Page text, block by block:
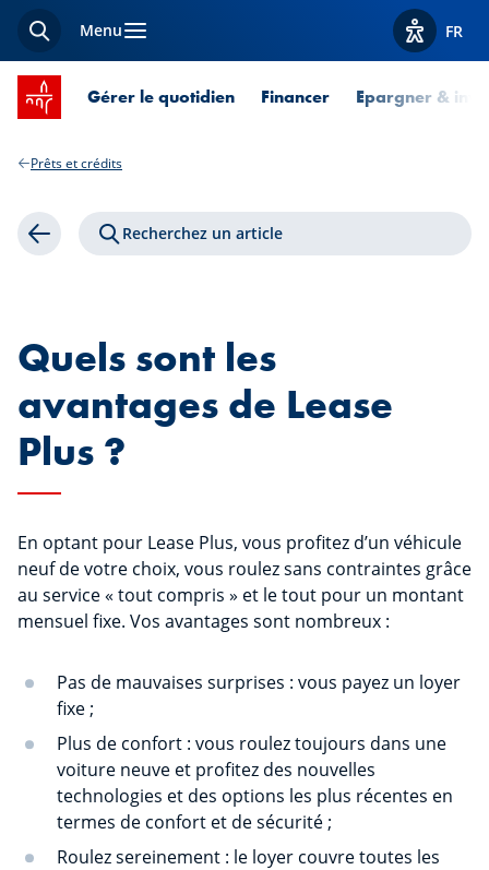
Recherche
Menu Afficher
FR
Accueil SPUERKEESS
Gérer le quotidien Financer Epargner &
Prêts et crédits
Retour Recherchez un article
Quels sont les
avantages de Lease
Plus ?
En optant pour Lease Plus, vous profitez d’un véhicule
neuf de votre choix, vous roulez sans contraintes grâce
au service « tout compris » et le tout pour un montant
mensuel fixe. Vos avantages sont nombreux :
Pas de mauvaises surprises : vous payez un loyer
fixe ;
Plus de confort : vous roulez toujours dans une
voiture neuve et profitez des nouvelles
technologies et des options les plus récentes en
termes de confort et de sécurité ;
Roulez sereinement : le loyer couvre toutes les